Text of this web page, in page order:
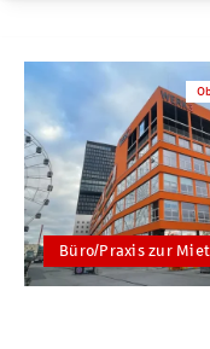
Büro/Praxis zur